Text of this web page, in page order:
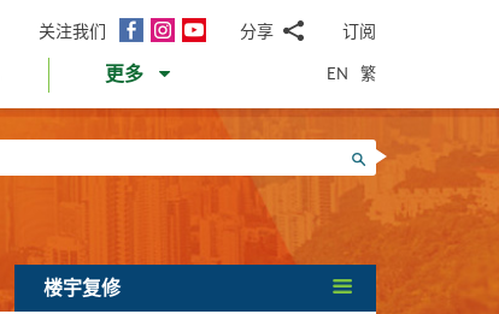
关注我们
面
InstagramYouTube分享
邮WhatsApp
微
信
面
书Twitter
LinkedIn
微
订阅
更多 EN 繁
搜寻
楼宇复修